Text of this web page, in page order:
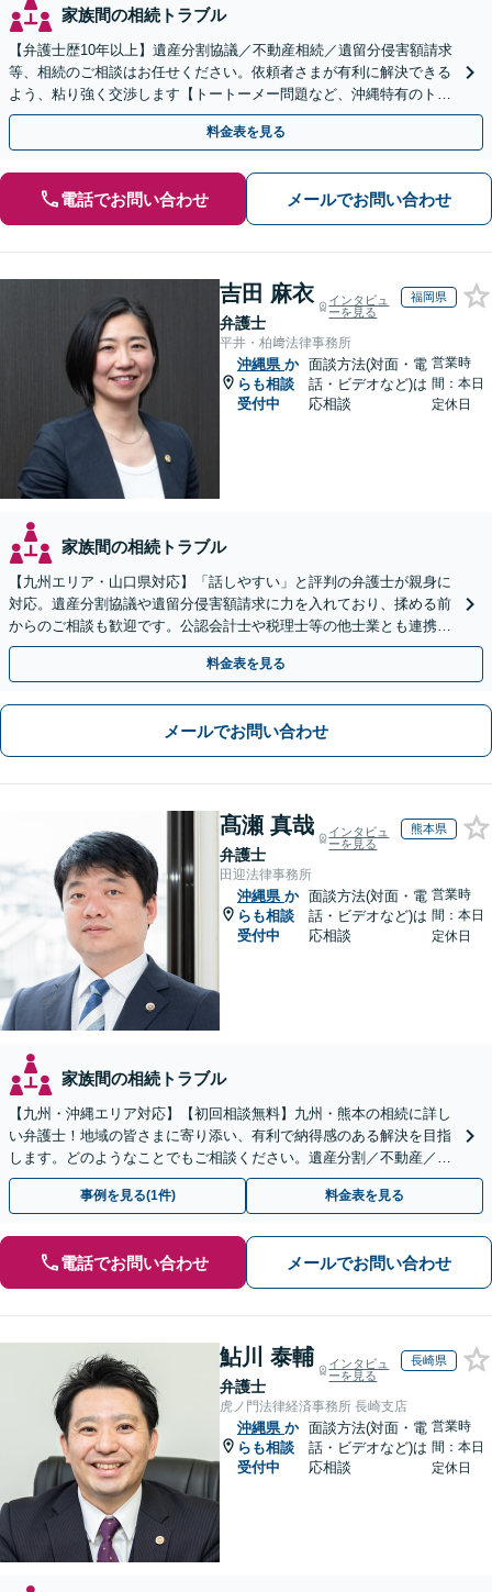
家族間の相続トラブル
【弁護士歴10年以上】遺産分割協議／不動産相続／遺留分侵害額請求
等、相続のご相談はお任せください。依頼者さまが有利に解決できる
よう、粘り強く交渉します【トートーメー問題など、沖縄特有のトラ
ブルにも対応】【バス停「天久」2分】
料金表を見る
電話でお問い合わせ メールでお問い合わせ
吉田 麻衣
弁護士
インタビュ
ーを見る
福岡県
平井・柏﨑法律事務所
沖縄県 か
らも相談
受付中
面談方法(対面・電
話・ビデオなど)は
応相談
営業時
間：本日
定休日
家族間の相続トラブル
【九州エリア・山口県対応】「話しやすい」と評判の弁護士が親身に
対応。遺産分割協議や遺留分侵害額請求に力を入れており、揉める前
からのご相談も歓迎です。公認会計士や税理士等の他士業とも連携
し、円満な解決を全力でサポートいたします。
料金表を見る
メールでお問い合わせ
髙瀬 真哉
弁護士
インタビュ
ーを見る
熊本県
田迎法律事務所
沖縄県 か
らも相談
受付中
面談方法(対面・電
話・ビデオなど)は
応相談
営業時
間：本日
定休日
家族間の相続トラブル
【九州・沖縄エリア対応】【初回相談無料】九州・熊本の相続に詳し
い弁護士！地域の皆さまに寄り添い、有利で納得感のある解決を目指
します。どのようなことでもご相談ください。遺産分割／不動産／遺
言書／使い込み／寄与分／遺留分／相続放棄【完全個室】
事例を見る(1件) 料金表を見る
電話でお問い合わせ メールでお問い合わせ
鮎川 泰輔
弁護士
インタビュ
ーを見る
長崎県
虎ノ門法律経済事務所 長崎支店
沖縄県 か
らも相談
受付中
面談方法(対面・電
話・ビデオなど)は
応相談
営業時
間：本日
定休日